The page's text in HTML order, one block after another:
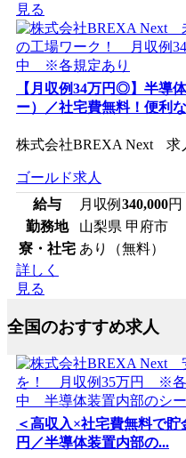
見る
【月収例34万円◎】半導
ー）／社宅費無料！便利
株式会社BREXA Next 求
ゴールド求人
給与
月収例 340,000円
勤務地
山梨県 甲府市
寮・社宅 あり（無料）
詳しく
見る
全国のおすすめ求人
＜高収入×社宅費無料で
円／半導体装置内部の...